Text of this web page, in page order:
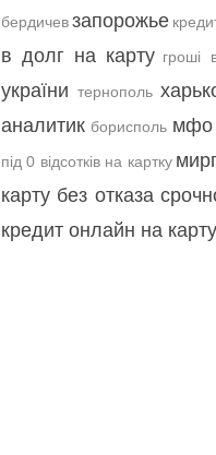
бердичевзапорожье
в долг на карту гроші
україни тернополь
аналитик борисполь мфо
під 0 відсотків на картку
карту без отказа
кредит онлайн на карту